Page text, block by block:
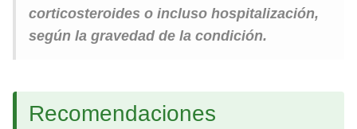
corticosteroides o incluso hospitalización,
según la gravedad de la condición.
Recomendaciones